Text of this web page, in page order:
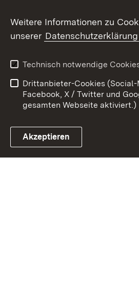
Link zum Landesportal
Barrierefreiheit
Impressum
Weitere Informationen zu
unserer Datenschutzerklärung
Technisch notwendige
Drittanbieter-Cookies (Social-
Facebook, X / Twitter und
gesamten Webseite aktiviert.)
Akzeptieren